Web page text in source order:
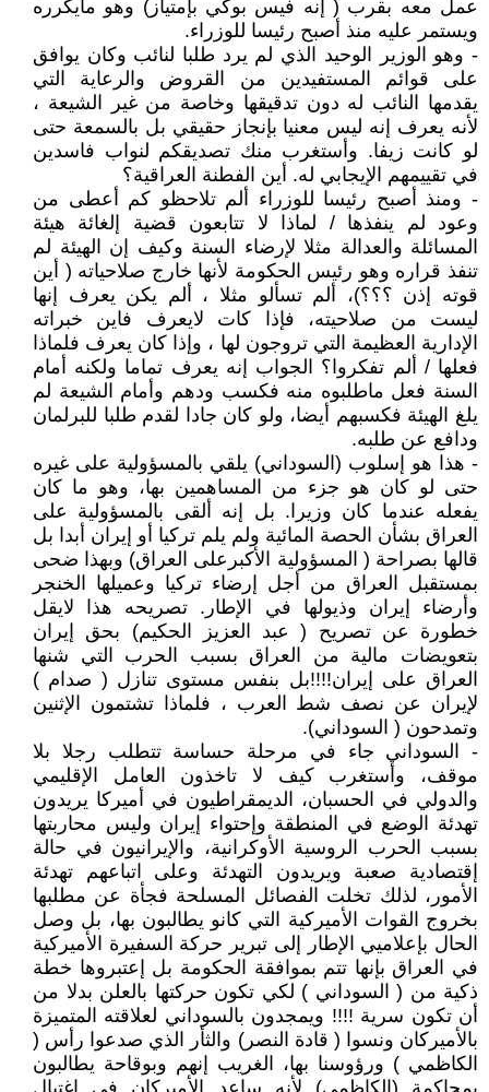
عمل معه بقرب ( إنه فيس بوكي بإمتياز) وهو مايكرره
ويستمر عليه منذ أصبح رئيسا للوزراء.
- وهو الوزير الوحيد الذي لم يرد طلبا لنائب وكان يوافق
على قوائم المستفيدين من القروض والرعاية التي
يقدمها النائب له دون تدقيقها وخاصة من غير الشيعة ،
لأنه يعرف إنه ليس معنيا بإنجاز حقيقي بل بالسمعة حتى
لو كانت زيفا. وأستغرب منك تصديقكم لنواب فاسدين
في تقييمهم الإيجابي له. أين الفطنة العراقية؟
- ومنذ أصبح رئيسا للوزراء ألم تلاحظو كم أعطى من
وعود لم ينفذها / لماذا لا تتابعون قضية إلغائة هيئة
المسائلة والعدالة مثلا لإرضاء السنة وكيف إن الهيئة لم
تنفذ قراره وهو رئيس الحكومة لأنها خارج صلاحياته ( أين
قوته إذن ؟؟؟)، ألم تسألو مثلا ، ألم يكن يعرف إنها
ليست من صلاحيته، فإذا كات لايعرف فاين خبراته
الإدارية العظيمة التي تروجون لها ، وإذا كان يعرف فلماذا
فعلها / ألم تفكروا؟ الجواب إنه يعرف تماما ولكنه أمام
السنة فعل ماطلبوه منه فكسب ودهم وأمام الشيعة لم
يلغ الهيئة فكسبهم أيضا، ولو كان جادا لقدم طلبا للبرلمان
ودافع عن طلبه.
- هذا هو إسلوب (السوداني) يلقي بالمسؤولية على غيره
حتى لو كان هو جزء من المساهمين بها، وهو ما كان
يفعله عندما كان وزيرا. بل إنه ألقى بالمسؤولية على
العراق بشأن الحصة المائية ولم يلم تركيا أو إيران أبدا بل
قالها بصراحة ( المسؤولية الأكبرعلى العراق) وبهذا ضحى
بمستقبل العراق من أجل إرضاء تركيا وعميلها الخنجر
وأرضاء إيران وذيولها في الإطار. تصريحه هذا لايقل
خطورة عن تصريح ( عبد العزيز الحكيم) بحق إيران
بتعويضات مالية من العراق بسبب الحرب التي شنها
العراق على إيران!!!!بل بنفس مستوى تنازل ( صدام )
لإيران عن نصف شط العرب ، فلماذا تشتمون الإثنين
وتمدحون ( السوداني).
- السوداني جاء في مرحلة حساسة تتطلب رجلا بلا
موقف، وأستغرب كيف لا تاخذون العامل الإقليمي
والدولي في الحسبان، الديمقراطيون في أميركا يريدون
تهدئة الوضع في المنطقة وإحتواء إيران وليس محاربتها
بسبب الحرب الروسية الأوكرانية، والإيرانيون في حالة
إقتصادية صعبة ويريدون التهدئة وعلى اتباعهم تهدئة
الأمور، لذلك تخلت الفصائل المسلحة فجأة عن مطلبها
بخروج القوات الأميركية التي كانو يطالبون بها، بل وصل
الحال بإعلاميي الإطار إلى تبرير حركة السفيرة الأميركية
في العراق بإنها تتم بموافقة الحكومة بل إعتبروها خطة
ذكية من ( السوداني ) لكي تكون حركتها بالعلن بدلا من
أن تكون سرية !!!! ويمجدون بالسوداني لعلاقته المتميزة
بالأميركان ونسوا ( قادة النصر) والثأر الذي صدعوا رأس (
الكاظمي ) ورؤوسنا بها، الغريب إنهم وبوقاحة يطالبون